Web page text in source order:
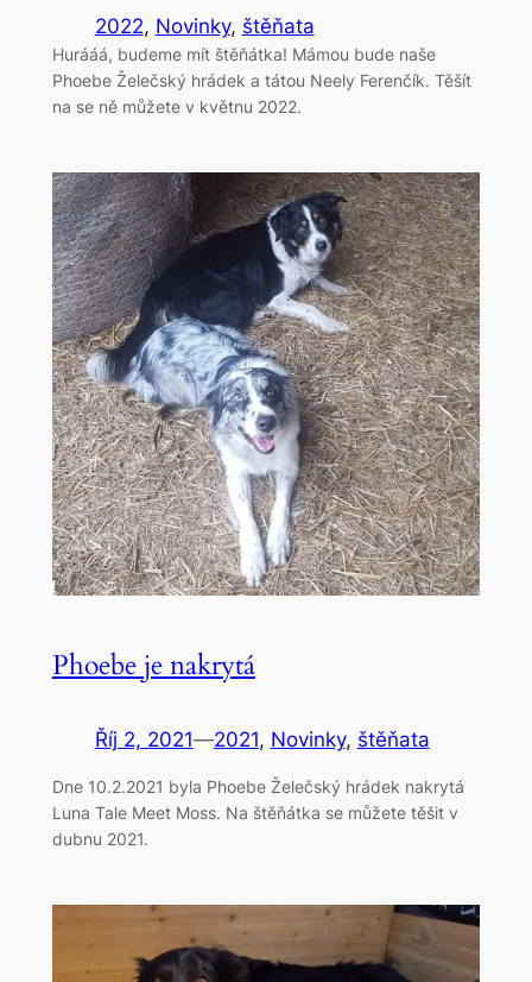
2022, Novinky, štěňata
Hurááá, budeme mít štěňátka! Mámou bude naše
Phoebe Želečský hrádek a tátou Neely Ferenčík. Těšít
na se ně můžete v květnu 2022.
Phoebe je nakrytá
Říj 2, 2021—2021, Novinky, štěňata
Dne 10.2.2021 byla Phoebe Želečský hrádek nakrytá
Luna Tale Meet Moss. Na štěňátka se můžete těšit v
dubnu 2021.